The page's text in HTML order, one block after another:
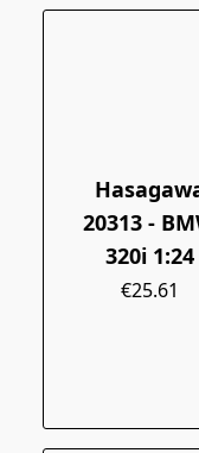
20313 -
320i 1:24
€25.61